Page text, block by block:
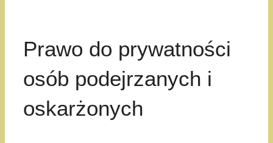
Prawo do prywatności
osób podejrzanych i
oskarżonych